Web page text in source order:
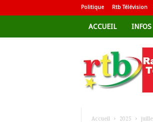
Politique Rtb Télévision
ACCUEIL INFOS
d
i
Accueil 2025